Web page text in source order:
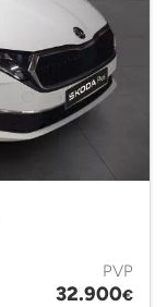
PVP
32.900€